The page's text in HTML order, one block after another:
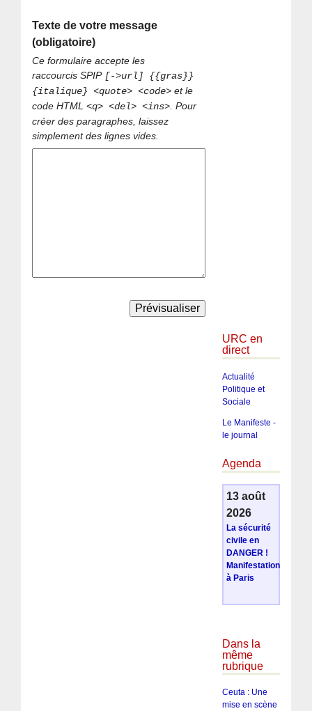
Texte de votre message
(obligatoire)
Ce formulaire accepte les
raccourcis SPIP [->url] {{gras}}
{italique} <quote> <code> et le
code HTML<q> <del> <ins> . Pour
créer des paragraphes, laissez
simplement des lignes vides.
URC en
direct
Actualité
Politique et
Sociale
Le Manifeste -
le journal
Agenda
13 août
2026
La sécurité
civile en
DANGER !
Manifestation
à Paris
Dans la
même
rubrique
Ceuta : Une
mise en scène